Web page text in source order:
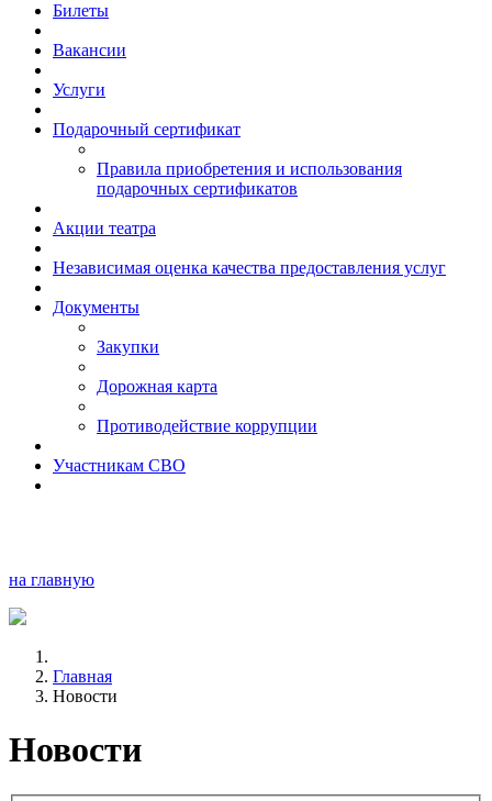
Билеты
Вакансии
Услуги
Подарочный сертификат
Правила приобретения и использования
подарочных сертификатов
Акции театра
Независимая оценка качества предоставления услуг
Документы
Закупки
Дорожная карта
Противодействие коррупции
Участникам СВО
на главную
Главная
Новости
Новости